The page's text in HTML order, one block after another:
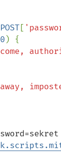
[
0 ) {